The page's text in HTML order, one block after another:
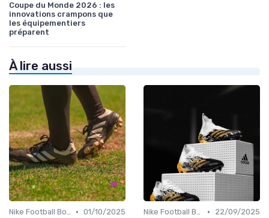
Coupe du Monde 2026 : les
innovations crampons que
les équipementiers
préparent
À lire aussi
Nike Football Boots • 01/10/2025
Nike Football Boots •
22/09/2025